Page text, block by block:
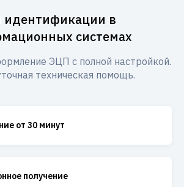
идентификации в
системах
ЭЦП с полной настройкой.
техническая помощь.
от 30 минут
получение